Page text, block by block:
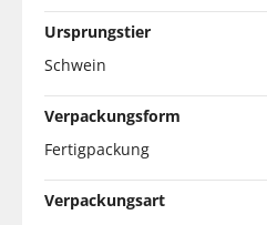
Ursprungstier
Schwein
Verpackungsform
Fertigpackung
Verpackungsart